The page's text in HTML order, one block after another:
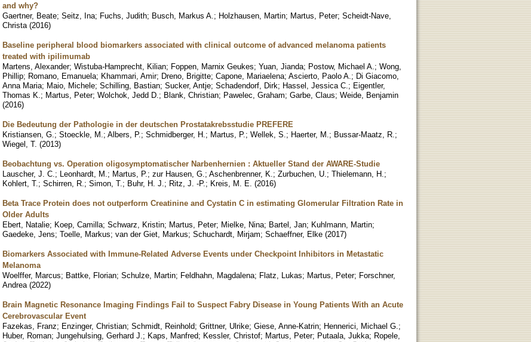
and why?
Gaertner, Beate; Seitz, Ina; Fuchs, Judith; Busch, Markus A. ; Holzhausen, Martin; Martus, Peter; Scheidt-Nave,
Christa (2016)
Baseline peripheral blood biomarkers associated with clinical outcome of advanced melanoma patients
treated with ipilimumab
Martens, Alexander; Wistuba-Hamprecht, Kilian; Foppen, Marnix Geukes; Yuan, Jianda; Postow, Michael A. ; Wong,
Phillip; Romano, Emanuela; Khammari, Amir; Dreno, Brigitte; Capone, Mariaelena; Ascierto, Paolo A. ; Di Giacomo,
Anna Maria; Maio, Michele; Schilling, Bastian; Sucker, Antje; Schadendorf, Dirk; Hassel, Jessica C. ; Eigentler,
Thomas K. ; Martus, Peter; Wolchok, Jedd D. ; Blank, Christian; Pawelec, Graham; Garbe, Claus; Weide, Benjamin
(2016)
Die Bedeutung der Pathologie in der deutschen Prostatakrebsstudie PREFERE
Kristiansen, G. ; Stoeckle, M. ; Albers, P. ; Schmidberger, H. ; Martus, P. ; Wellek, S. ; Haerter, M. ; Bussar-Maatz, R. ;
Wiegel, T. (2013)
Beobachtung vs. Operation oligosymptomatischer Narbenhernien : Aktueller Stand der AWARE-Studie
Lauscher, J. C. ; Leonhardt, M. ; Martus, P. ; zur Hausen, G. ; Aschenbrenner, K. ; Zurbuchen, U. ; Thielemann, H. ;
Kohlert, T. ; Schirren, R. ; Simon, T. ; Buhr, H. J. ; Ritz, J. -P. ; Kreis, M. E. (2016)
Beta Trace Protein does not outperform Creatinine and Cystatin C in estimating Glomerular Filtration Rate in
Older Adults
Ebert, Natalie; Koep, Camilla; Schwarz, Kristin; Martus, Peter; Mielke, Nina; Bartel, Jan; Kuhlmann, Martin;
Gaedeke, Jens; Toelle, Markus; van der Giet, Markus; Schuchardt, Mirjam; Schaeffner, Elke (2017)
Biomarkers Associated with Immune-Related Adverse Events under Checkpoint Inhibitors in Metastatic
Melanoma
Woelffer, Marcus; Battke, Florian; Schulze, Martin; Feldhahn, Magdalena; Flatz, Lukas; Martus, Peter; Forschner,
Andrea (2022)
Brain Magnetic Resonance Imaging Findings Fail to Suspect Fabry Disease in Young Patients With an Acute
Cerebrovascular Event
Fazekas, Franz; Enzinger, Christian; Schmidt, Reinhold; Grittner, Ulrike; Giese, Anne-Katrin; Hennerici, Michael G. ;
Huber, Roman; Jungehulsing, Gerhard J. ; Kaps, Manfred; Kessler, Christof; Martus, Peter; Putaala, Jukka; Ropele,